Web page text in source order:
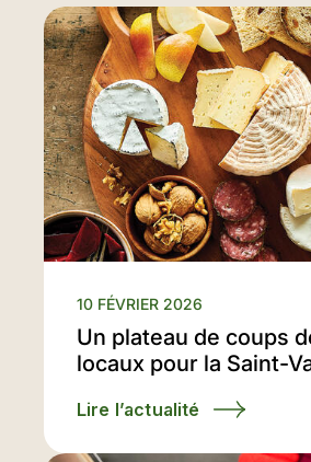
10 FÉVRIER 2026
Un plateau de coups
locaux pour la Saint-
Lire l’actualité